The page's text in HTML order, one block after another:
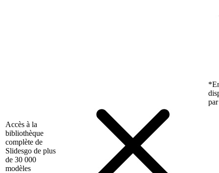
Accès à la
bibliothèque
complète de
Slidesgo de plus
de 30 000
modèles